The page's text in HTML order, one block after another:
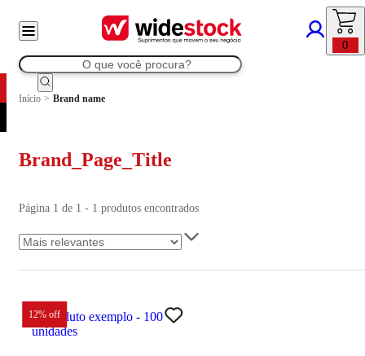
0
Início > Brand name
Brand_Page_Title
Página 1 de 1 - 1 produtos encontrados
12% off